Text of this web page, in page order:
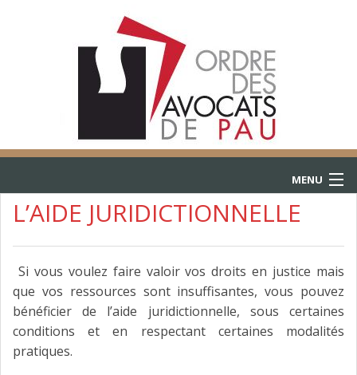
MENU
ACCUEIL
CONSULTATIONS
L’AIDE JURIDICTIONNELLE
FAIRE DESIGNER UN AVOCAT
L’AIDE JURIDICTIONNELLE
Si vous voulez faire valoir vos droits en justice mais
que vos ressources sont insuffisantes, vous pouvez
bénéficier de l’aide juridictionnelle, sous certaines
conditions et en respectant certaines modalités
pratiques.